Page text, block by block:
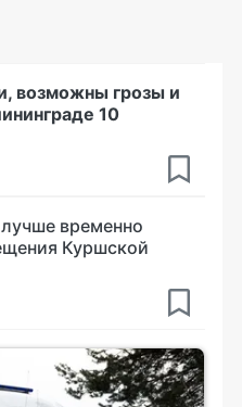
возможны грозы и
10
временно
Куршской